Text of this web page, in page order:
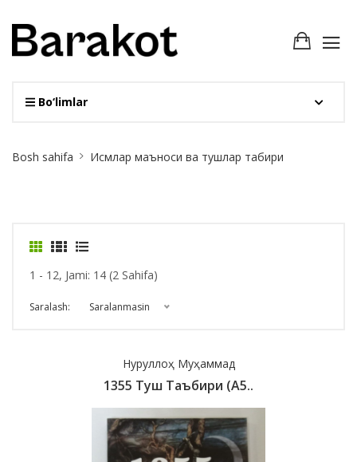
Bo‘limlar
Breadcrumb
Bosh sahifa Исмлар маъноси ва тушлар табири
1 - 12, Jami: 14 (2 Sahifa)
Saralash: Saralanmasin
Нуруллоҳ Муҳаммад
1355 Туш Таъбири (А5..